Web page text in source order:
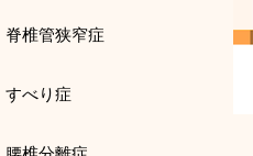
脊椎管狭窄症
すべり症